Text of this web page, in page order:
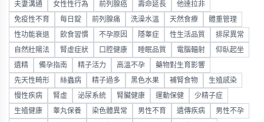
夫妻溝通 女性性行為 前列腺癌 壽命延長 他達拉非
免疫性不育 每日錠 前列腺痛 洗澡水溫 天然食療 體重管理
性功能衰退 飲食習慣 不孕原因 隱睾症 性生活品質 排尿異常
自然壯陽法 腎虛症狀 口腔健康 睡眠品質 電腦輻射 仰臥起坐
遺精 備孕指南 精子活力 高溫不孕 藥物對生育影響
先天性畸形 絲蟲病 精子過多 黑色水果 補腎食物 生殖感染
慢性疾病 腎虛 泌尿系統 腎臟健康 運動保健 少精子症
生殖健康 睾丸保養 染色體異常 男性不育 遺傳疾病 男性不孕